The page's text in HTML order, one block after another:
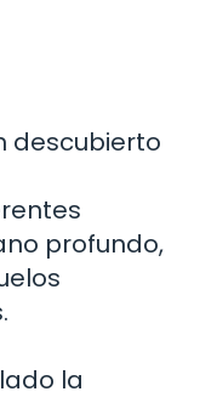
descubierto
profundo,
la